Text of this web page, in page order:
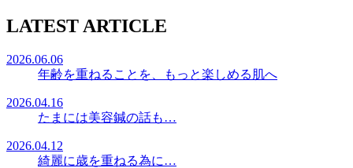
LATEST ARTICLE
2026.06.06
年齢を重ねることを、もっと楽しめる肌へ
2026.04.16
たまには美容鍼の話も…
2026.04.12
綺麗に歳を重ねる為に…